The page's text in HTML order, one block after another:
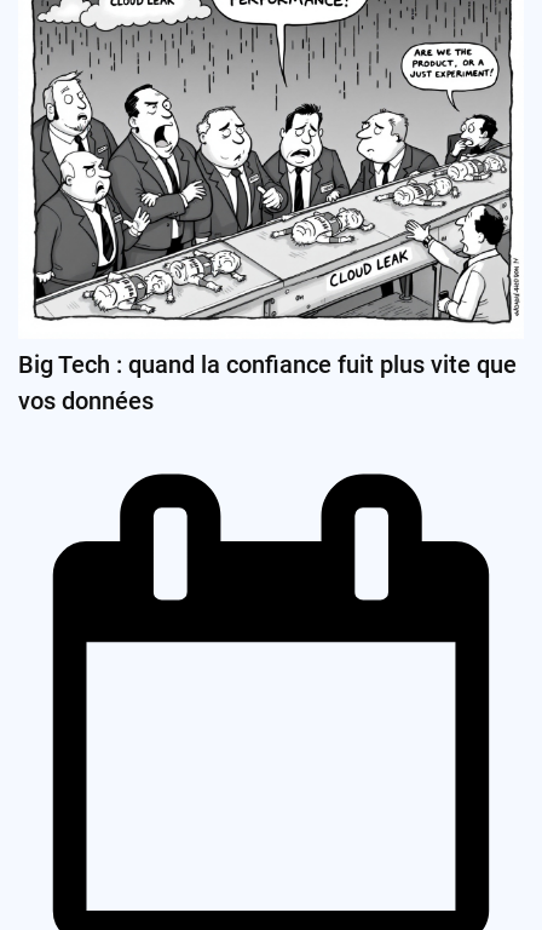
Big Tech : quand la confiance fuit plus vite que
vos données